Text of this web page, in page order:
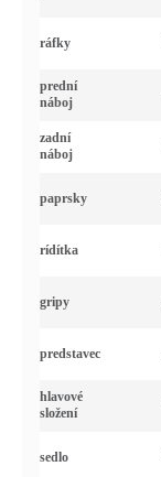
ráfky
prední
náboj
zadní
náboj
paprsky
rídítka
gripy
predstavec
hlavové
složení
sedlo